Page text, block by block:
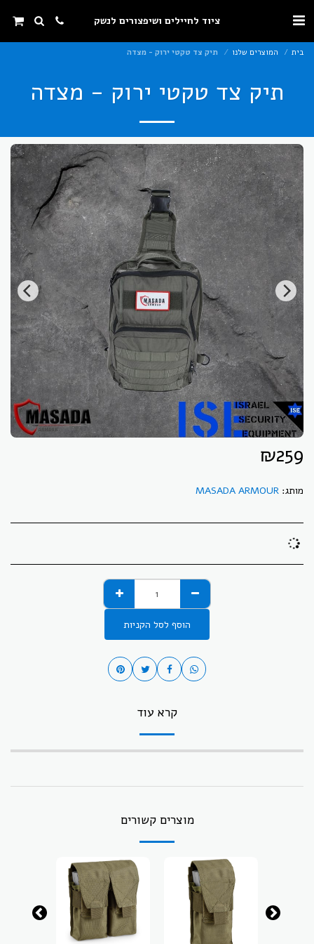
ציוד לחיילים ושיפצורים לנשק
בית המוצרים שלנו תיק צד טקטי ירוק - מצדה
תיק צד טקטי ירוק - מצדה
₪259
מותג: MASADA ARMOUR
הוסף לסל הקניות
קרא עוד
מוצרים קשורים